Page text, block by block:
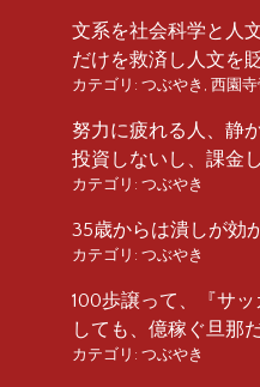
文系を社会科学と人
だけを救済し人文を
カテゴリ: つぶやき , 西園
努力に疲れる人、静
投資しないし、課金
カテゴリ: つぶやき
35歳からは潰しが効
カテゴリ: つぶやき
100歩譲って、『サ
しても、億稼ぐ旦那
カテゴリ: つぶやき